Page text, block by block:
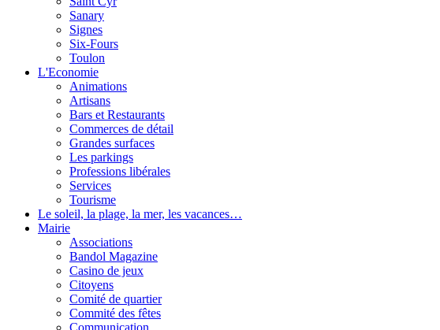
Sanary
Signes
Six-Fours
Toulon
L'Economie
Animations
Artisans
Bars et Restaurants
Commerces de détail
Grandes surfaces
Les parkings
Professions libérales
Services
Tourisme
Le soleil, la plage, la mer, les vacances…
Mairie
Associations
Bandol Magazine
Casino de jeux
Citoyens
Comité de quartier
Commité des fêtes
Communication